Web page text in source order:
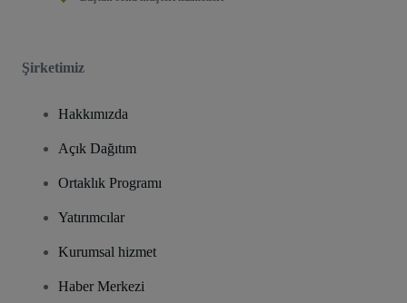
Şirketimiz
Hakkımızda
Açık Dağıtım
Ortaklık Programı
Yatırımcılar
Kurumsal hizmet
Haber Merkezi